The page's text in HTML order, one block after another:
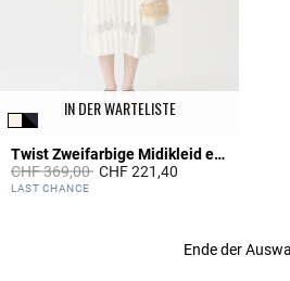
IN DER WARTELISTE
Twist Zweifarbige Midikleid elfenbein
Price reduced from
CHF 369,00toCHF 221,40
4.7 out of 5 Customer Rating
LAST CHANCE
Ende der